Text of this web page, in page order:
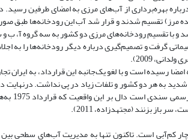
سال، موافقت‌نامه‌ای درباره بهره‌برداری از آب‌های مرزی به امضای
در سال 1977 کمیسیون فنی برگزار شد و با تقسیم رودخانه‌های مرزی دو
2009).
ایران،
باز بزنند (مجتهدزاده، 2011).
کم‌آبی است. تاکنون تنها به مدیریت آب‌های سطحی